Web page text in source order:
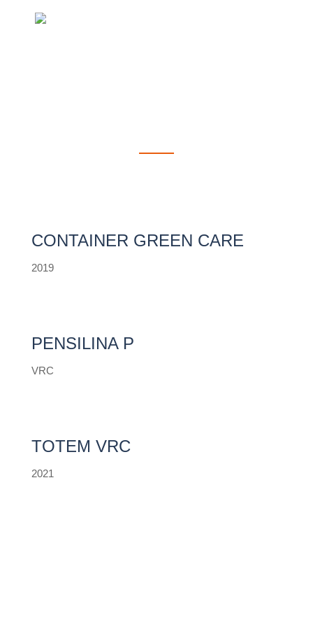
CONTAINER GREEN CARE
2019
PENSILINA P
VRC
TOTEM VRC
2021